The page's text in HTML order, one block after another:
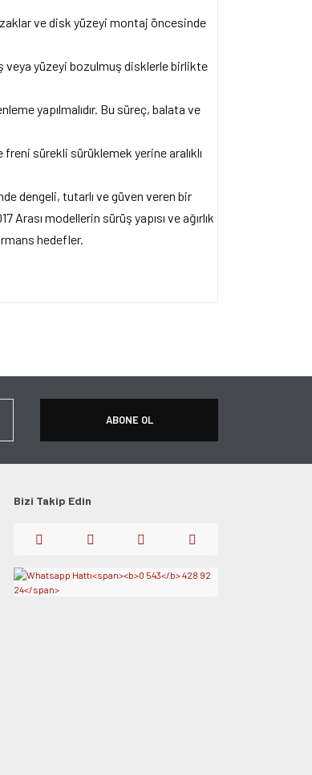
ve disk yüzeyi montaj öncesinde
veya yüzeyi bozulmuş disklerle birlikte
yapılmalıdır. Bu süreç, balata ve
sürekli sürüklemek yerine aralıklı
dengeli, tutarlı ve güven veren bir
modellerin sürüş yapısı ve ağırlık
hedefler.
ABONE OL
Bizi Takip Edin